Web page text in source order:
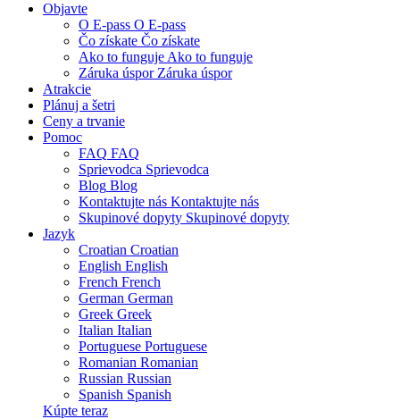
Objavte
O E-pass O E-pass
Čo získate Čo získate
Ako to funguje Ako to funguje
Záruka úspor Záruka úspor
Atrakcie
Plánuj a šetri
Ceny a trvanie
Pomoc
FAQ FAQ
Sprievodca Sprievodca
Blog Blog
Kontaktujte nás Kontaktujte nás
Skupinové dopyty Skupinové dopyty
Jazyk
Croatian Croatian
English English
French French
German German
Greek Greek
Italian Italian
Portuguese Portuguese
Romanian Romanian
Russian Russian
Spanish Spanish
Kúpte teraz